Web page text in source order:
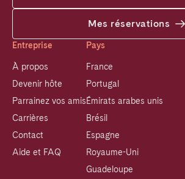
Mes réservations
Entreprise
À propos
Devenir hôte
Parrainez vos amis
Carrières
Contact
Aide et FAQ
Pays
France
Portugal
Émirats arabes unis
Brésil
Espagne
Royaume-Uni
Guadeloupe